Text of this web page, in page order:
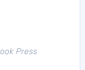
Press